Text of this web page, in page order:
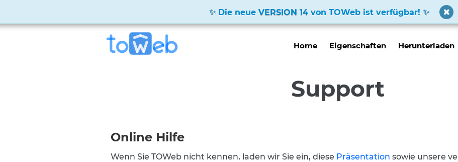
Die neue VERSION 14 von TOWeb ist verfügbar!
Home Eigenschaften Herunterladen
Support
Online Hilfe
Wenn Sie TOWeb nicht kennen, laden wir Sie ein, diese Präsentation sowie unsere